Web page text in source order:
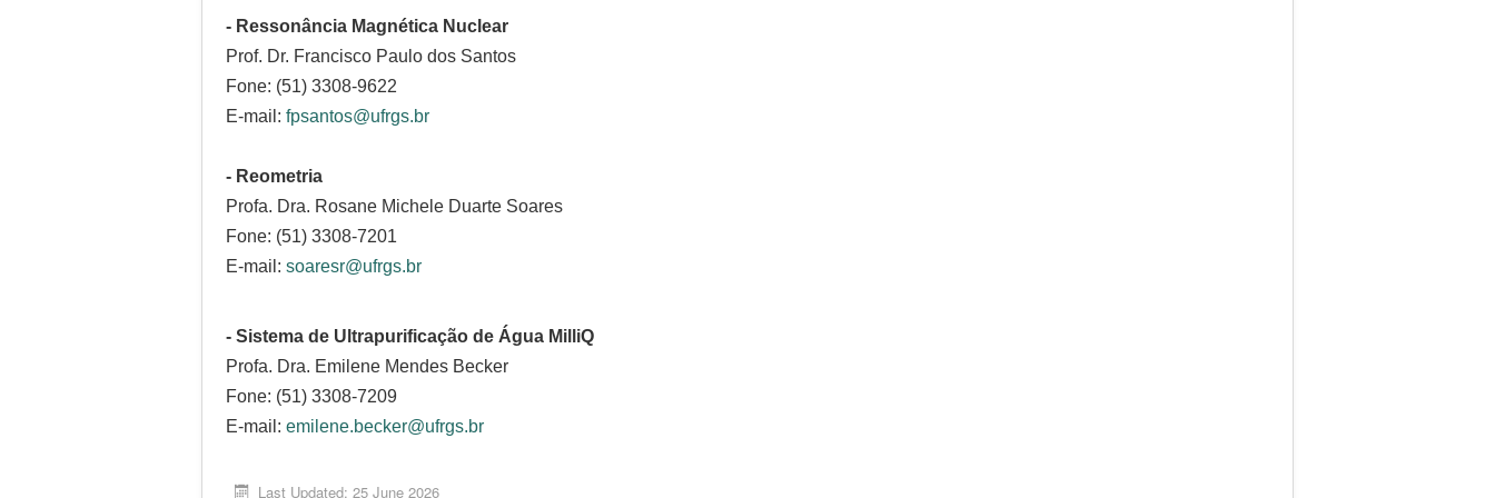
- Ressonância Magnética Nuclear
Prof. Dr. Francisco Paulo dos Santos
Fone: (51) 3308-9622
E-mail: fpsantos@ufrgs.br
- Reometria
Profa. Dra. Rosane Michele Duarte Soares
Fone: (51) 3308-7201
E-mail: soaresr@ufrgs.br
- Sistema de Ultrapurificação de Água MilliQ
Profa. Dra. Emilene Mendes Becker
Fone: (51) 3308-7209
E-mail: emilene.becker@ufrgs.br
Last Updated: 25 June 2026